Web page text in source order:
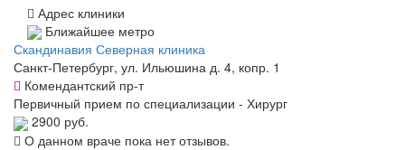
Адрес клиники
Ближайшее метро
Скандинавия Северная клиника
Санкт-Петербург, ул. Ильюшина д. 4, копр. 1
Комендантский пр-т
Первичный прием по специализации - Хирург
2900 руб.
О данном враче пока нет отзывов.